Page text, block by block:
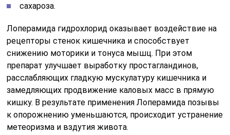
сахароза.
Лоперамида гидрохлорид оказывает воздействие на
рецепторы стенок кишечника и способствует
снижению моторики и тонуса мышц. При этом
препарат улучшает выработку простагландинов,
расслабляющих гладкую мускулатуру кишечника и
замедляющих продвижение каловых масс в прямую
кишку. В результате применения Лоперамида позывы
к опорожнению уменьшаются, происходит устранение
метеоризма и вздутия живота.